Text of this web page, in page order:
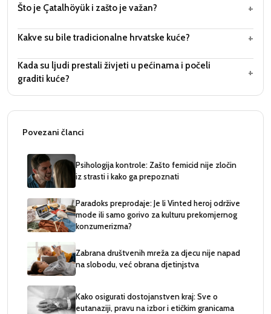
Što je Çatalhöyük i zašto je važan? +
Kakve su bile tradicionalne hrvatske kuće? +
Kada su ljudi prestali živjeti u pećinama i počeli
graditi kuće?
+
Povezani članci
Psihologija kontrole: Zašto femicid nije zločin
iz strasti i kako ga prepoznati
Paradoks preprodaje: Je li Vinted heroj održive
mode ili samo gorivo za kulturu prekomjernog
konzumerizma?
Zabrana društvenih mreža za djecu nije napad
na slobodu, već obrana djetinjstva
Kako osigurati dostojanstven kraj: Sve o
eutanaziji, pravu na izbor i etičkim granicama